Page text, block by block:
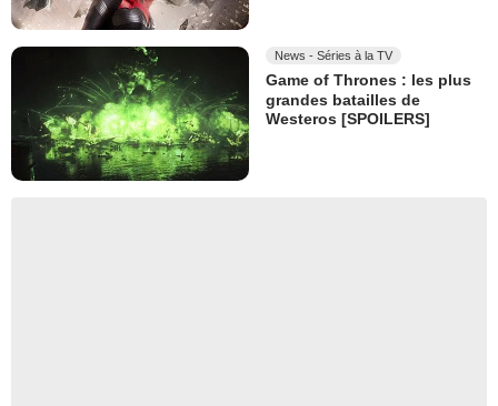
News - Séries à la TV
Game of Thrones : les plus
grandes batailles de
Westeros [SPOILERS]